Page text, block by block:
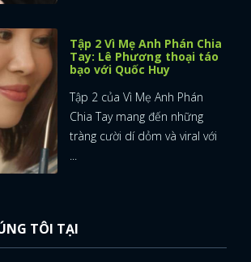
Tập 2 Vì Mẹ Anh Phán Chia
Tay: Lê Phương thoại táo
bạo với Quốc Huy
Tập 2 của Vì Mẹ Anh Phán
Chia Tay mang đến những
tràng cười dí dỏm và viral với
...
TÔI TẠI